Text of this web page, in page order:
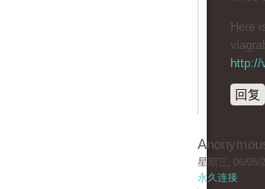
Here
http://
回复
星期三, 06/05/
永久连接